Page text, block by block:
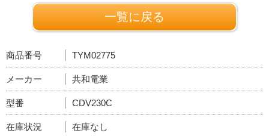
一覧に戻る
商品番号 TYM02775
メーカー 共和電業
型番 CDV230C
在庫状況 在庫なし